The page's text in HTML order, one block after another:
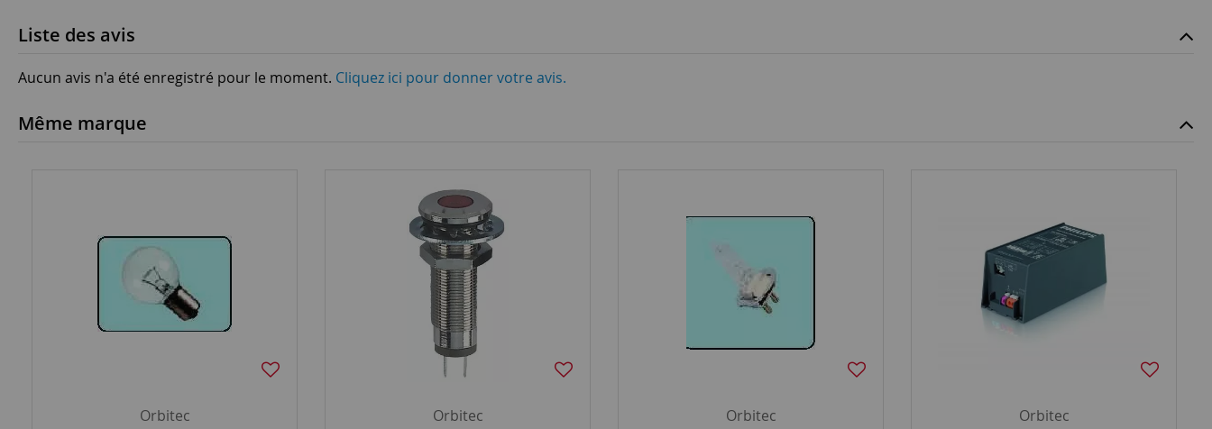
Liste des avis
Aucun avis n'a été enregistré pour le moment. Cliquez ici pour donner votre avis.
Même marque
Orbitec Orbitec Orbitec Orbitec